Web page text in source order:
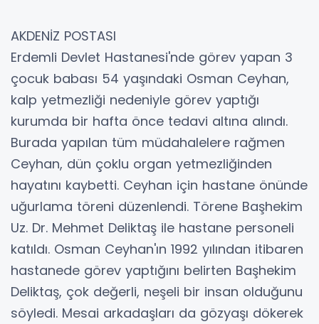
AKDENİZ POSTASI
Erdemli Devlet Hastanesi'nde görev yapan 3
çocuk babası 54 yaşındaki Osman Ceyhan,
kalp yetmezliği nedeniyle görev yaptığı
kurumda bir hafta önce tedavi altına alındı.
Burada yapılan tüm müdahalelere rağmen
Ceyhan, dün çoklu organ yetmezliğinden
hayatını kaybetti. Ceyhan için hastane önünde
uğurlama töreni düzenlendi. Törene Başhekim
Uz. Dr. Mehmet Deliktaş ile hastane personeli
katıldı. Osman Ceyhan'ın 1992 yılından itibaren
hastanede görev yaptığını belirten Başhekim
Deliktaş, çok değerli, neşeli bir insan olduğunu
söyledi. Mesai arkadaşları da gözyaşı dökerek